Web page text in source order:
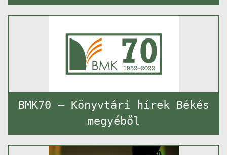
BMK70 – Könyvtári hírek Békés
megyéből